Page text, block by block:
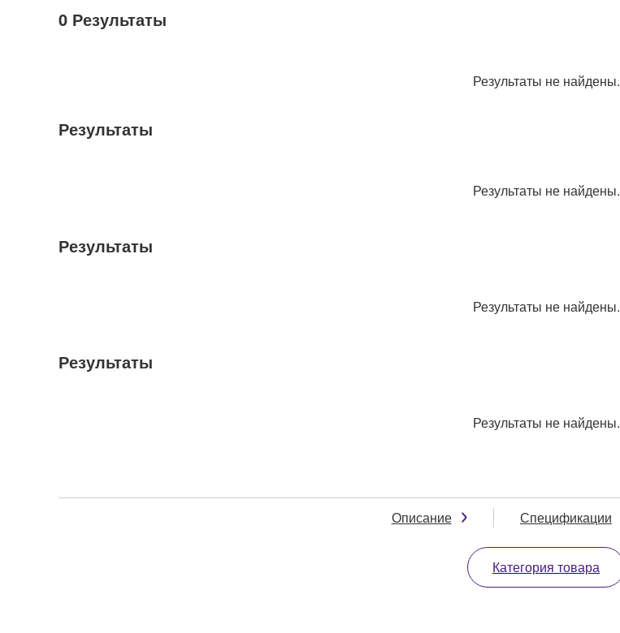
0 Результаты
Результаты не найдены.
Результаты
Результаты не найдены.
Результаты
Результаты не найдены.
Результаты
Результаты не найдены.
Описание Спецификации
Категория товара